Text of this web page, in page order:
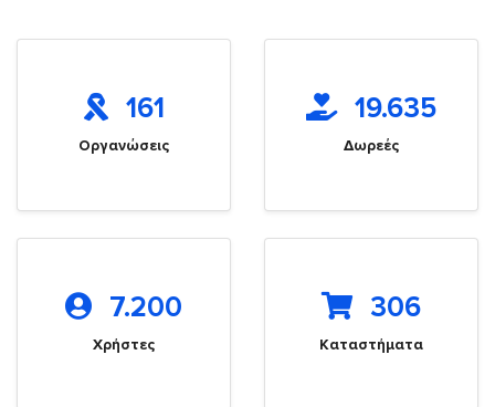
161
Οργανώσεις
19.635
Δωρεές
7.200
Χρήστες
306
Καταστήματα